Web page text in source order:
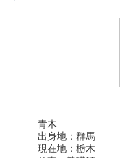
青木
出身地：群馬
現在地：栃木